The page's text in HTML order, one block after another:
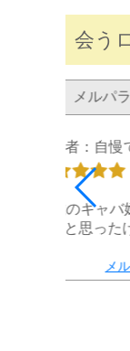
会う
メルパラ
投稿者：自
ラで25歳のキャバ
業かな～と思った
メ